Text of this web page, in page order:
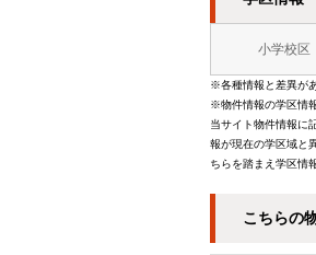
小学校区
※各種情報と差異が
※物件情報の学区情
当サイト物件情報に
報が現在の学区域と
ちらを踏まえ学区情
こちらの